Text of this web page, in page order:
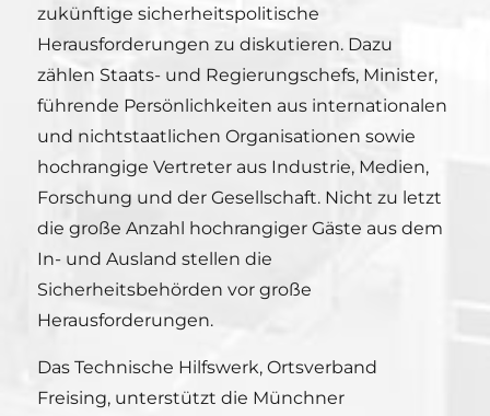
zukünftige sicherheitspolitische
Herausforderungen zu diskutieren. Dazu
zählen Staats- und Regierungschefs, Minister,
führende Persönlichkeiten aus internationalen
und nichtstaatlichen Organisationen sowie
hochrangige Vertreter aus Industrie, Medien,
Forschung und der Gesellschaft. Nicht zu letzt
die große Anzahl hochrangiger Gäste aus dem
In- und Ausland stellen die
Sicherheitsbehörden vor große
Herausforderungen.
Das Technische Hilfswerk, Ortsverband
Freising, unterstützt die Münchner